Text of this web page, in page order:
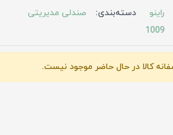
راینو دسته‌بندی:
صندلی مدیریتی
1009
کالا در حال حاضر موجود نیست.